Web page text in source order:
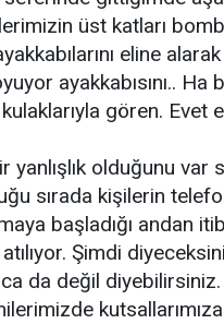
üst katları
eline
ayakkabısını.. Ha
gören. Evet
yanlışlık olduğunu var
sırada kişilerin
başladığı andan
Şimdi
da değil